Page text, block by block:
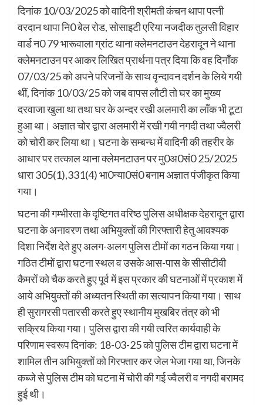
दिनांक 10/03/2025 को वादिनी श्रीमती कंचन थापा पत्नी
वरदान थापा नि0 बेल रोड, सोसाइटी एरिया नजदीक तुलसी विहार
वार्ड न0 79 भारूवाला ग्रांट थाना क्लेमनटाउन देहरादून ने थाना
क्लेमनटाउन पर आकर लिखित प्रार्थना पत्र दिया कि वह दिनाँक
07/03/25 को अपने परिजनों के साथ वृन्दावन दर्शन के लिये गयी
थीं, दिनांक 10/03/25 को जब वापस लौटी तो घर का मुख्य
दरवाजा खुला था तथा घर के अन्दर रखी अलमारी का लाँक भी टूटा
हुआ था। अज्ञात चोर द्वारा अलमारी में रखी गयी नगदी तथा ज्वैलरी
को चोरी कर लिया था। घटना के सम्बन्ध में वादिनी की तहरीर के
आधार पर तत्काल थाना क्लेमनटाउन पर मु0अ0सं0 25/2025
धारा 305(1),331(4) भा0न्या0सं0 बनाम अज्ञात पंजीकृत किया
गया।
घटना की गम्भीरता के दृष्टिगत वरिष्ठ पुलिस अधीक्षक देहरादून द्वारा
घटना के अनावरण तथा अभियुक्तों की गिरफ्तारी हेतु आवश्यक
दिशा निर्देश देते हुए अलग-अलग पुलिस टीमों का गठन किया गया।
गठित टीमों द्वारा घटना स्थल व उसके आस-पास के सीसीटीवी
कैमरों को चैक करते हुए पूर्व में इस प्रकार की घटनाओं में प्रकाश में
आये अभियुक्तों की अध्यतन स्थिती का सत्यापन किया गया। साथ
ही सुरागरसी पतारसी करते हुए स्थानीय मुखबिर तंत्र को भी
सक्रिय किया गया। पुलिस द्वारा की गयी त्वरित कार्यवाही के
परिणाम स्वरूप दिनांक: 18-03-25 को पुलिस टीम द्वारा घटना में
शामिल तीन अभियुक्तों को गिरफ्तार कर जेल भेजा गया था, जिनके
कब्जे से पुलिस टीम को घटना में चोरी की गई ज्वैलरी व नगदी बरामद
हुई थी।